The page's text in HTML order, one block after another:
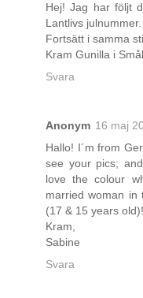
Hej! Jag har följt
Lantlivs
Fortsätt i samma
Kram Gunilla i
Svara
Anonym 16 maj
Hallo! I´m from
see your pics;
love the colour
married woman
(17 & 15 years old)!
Kram,
Sabine
Svara